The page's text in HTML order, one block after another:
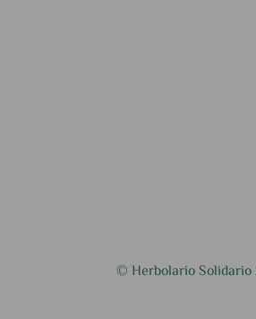
© Herbolario Solidario